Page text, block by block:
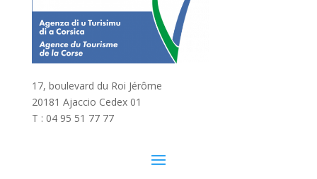
17, boulevard du Roi Jérôme
20181 Ajaccio Cedex 01
T : 04 95 51 77 77